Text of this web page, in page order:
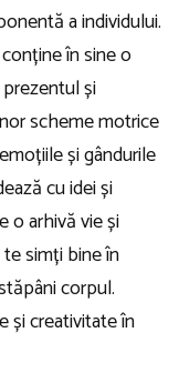
a individului.
în sine o
și
scheme motrice
și gândurile
cu idei și
o arhivă vie și
simți bine în
corpul.
și creativitate în